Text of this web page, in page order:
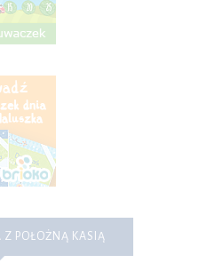
Z POŁOŻNĄ KASIĄ